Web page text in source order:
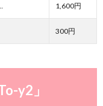
1,600円
300円
y2」